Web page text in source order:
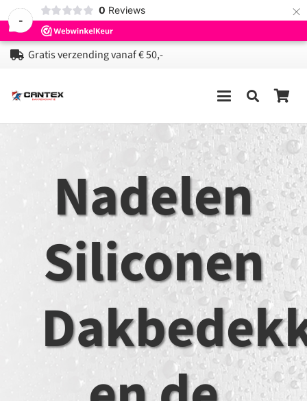
-
0 Reviews ×
Gratis verzending vanaf € 50,-
Nadelen
Siliconen